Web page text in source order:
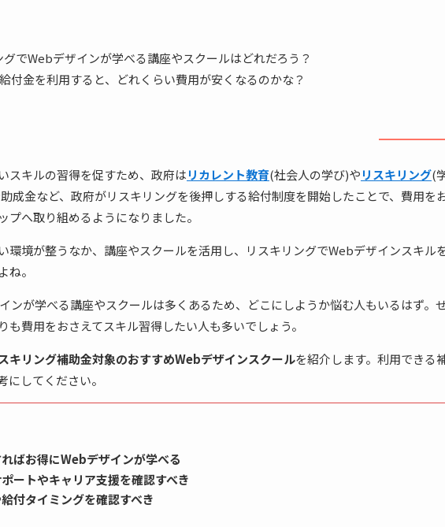
グでWebデザインが学べる講座やスクールはどれだろう？
付金を利用すると、どれくらい費用が安くなるのかな？
スキルの習得を促すため、政府はリカレント教育(社会人の学び)やリスキリング(
成金など、政府がリスキリングを後押しする給付制度を開始したことで、費用を
へ取り組めるようになりました。
環境が整うなか、講座やスクールを活用し、リスキリングでWebデザインスキル
ね。
ンが学べる講座やスクールは多くあるため、どこにしようか悩む人もいるはず。
費用をおさえてスキル習得したい人も多いでしょう。
キリング補助金対象のおすすめWebデザインスクールを紹介します。利用できる
してください。
ばお得にWebデザインが学べる
ートやキャリア支援を確認すべき
付タイミングを確認すべき